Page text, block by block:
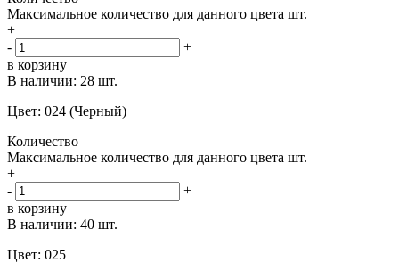
Максимальное количество для данного цвета шт.
+
-
+
в корзину
В наличии: 28 шт.
Цвет: 024 (Черный)
Количество
Максимальное количество для данного цвета шт.
+
-
+
в корзину
В наличии: 40 шт.
Цвет: 025